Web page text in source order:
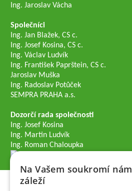
Ing. Jaroslav Vácha
Společníci
Ing. Jan Blažek, CS c.
Ing. Josef Kosina, CS c.
Ing. Václav Ludvík
Ing. František Paprštein, CS c.
Jaroslav Muška
Ing. Radoslav Potůček
SEMPRA PRAHA a.s.
Dozorčí rada společnosti
Ing. Josef Kosina
Ing. Martin Ludvík
Ing. Roman Chaloupka
Na Vašem soukromí nám
záleží